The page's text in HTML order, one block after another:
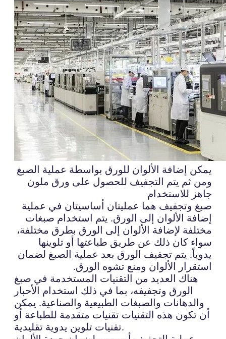
يمكن إضافة الألوان للورق بواسطة عملية الصبغ
ومن ثم يتم التجفيف للحصول على ورق ملون
جاهز للاستخدام
صبغ وتجفيف هما عمليتان أساسيتان في عملية
إضافة الألوان إلى الورق. يتم استخدام صبغات
مختلفة لإضافة الألوان إلى الورق بطرق مختلفة،
سواء كان ذلك عن طريق طباعتها أو تلوينها
يدوياً. يتم تجفيف الورق بعد عملية الصبغ لضمان
استقرار الألوان ومنع تشوه الورق.
هناك العديد من التقنيات المستخدمة في صبغ
الورق وتجفيفه، بما في ذلك استخدام الأحبار
والدهانات والصبغات الطبيعية والصناعية. يمكن
أن تكون هذه التقنيات تقنيات متقدمة للطباعة أو
تقنيات تلوين يدوية تقليدية.